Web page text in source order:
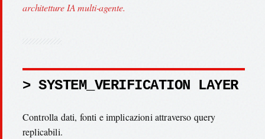
architetture IA multi-agente.
> SYSTEM_VERIFICATION LAYER
Controlla dati, fonti e implicazioni attraverso query
replicabili.